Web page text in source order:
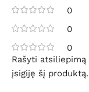
0
0
0
Rašyti
įsigiję šį produktą.